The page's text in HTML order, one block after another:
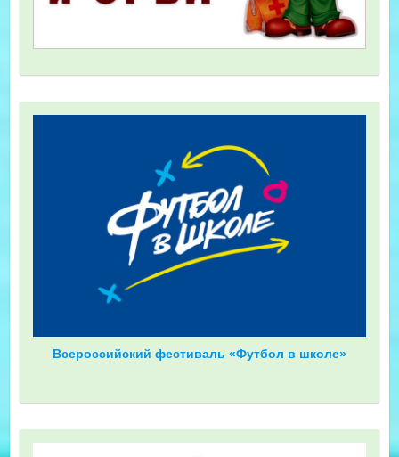
Всероссийский фестиваль «Футбол в школе»